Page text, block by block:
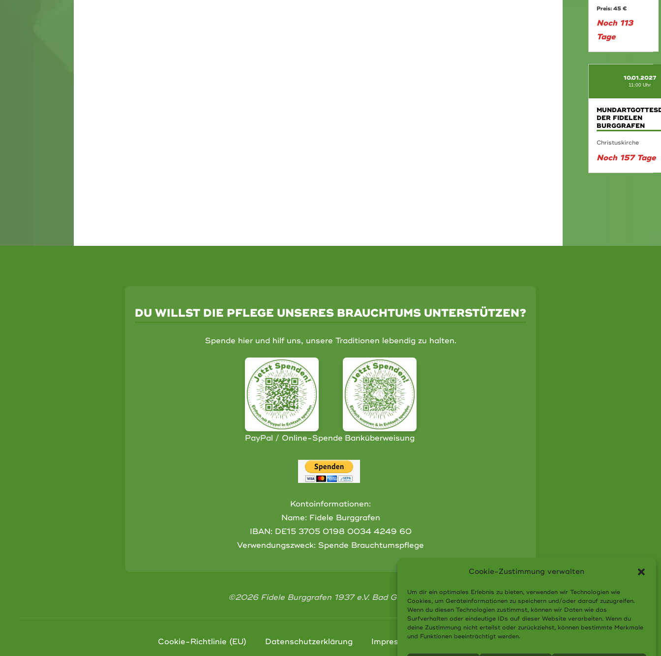
Cookie-Zustimmung verwalten
Um dir ein optimales Erlebnis zu bieten, verwenden wir Technologien wie
Cookies, um Geräteinformationen zu speichern und/oder darauf zuzugreifen.
Wenn du diesen Technologien zustimmst, können wir Daten wie das
Surfverhalten oder eindeutige IDs auf dieser Website verarbeiten. Wenn du
deine Zustimmung nicht erteilst oder zurückziehst, können bestimmte Merkmale
und Funktionen beeinträchtigt werden.
Preis: 45 €
Noch 113
Tage
10.01.2027
11:00 Uhr
DER FIDELEN
BURGGRAFEN
Christuskirche
Noch 157 Tage
DU WILLST DIE PFLEGE UNSERES BRAUCHTUMS UNTERSTÜTZEN?
Spende hier und hilf uns, unsere Traditionen lebendig zu halten.
PayPal / Online-Spende Banküberweisung
Kontoinformationen:
Name: Fidele Burggrafen
IBAN: DE15 3705 0198 0034 4249 60
Verwendungszweck: Spende Brauchtumspflege
©2026 Fidele Burggrafen 1937 e.V. Bad Godesberg
Cookie-Richtlinie (EU) Datenschutzerklärung Impressum Satzung AGB